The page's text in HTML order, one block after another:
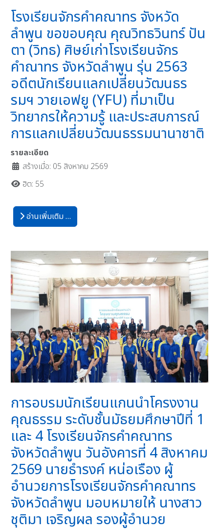
โรงเรียนจักรคำคณาทร จังหวัด
ลำพูน ขอขอบคุณ คุณวิทธวินทร์ ปัน
ตา (วิทธ) ศิษย์เก่าโรงเรียนจักร
คำณาทร จังหวัดลำพูน รุ่น 2563
อดีตนักเรียนแลกเปลี่ยนวัฒนธร
รมฯ วายเอฟยู (YFU) ที่มาเป็น
วิทยากรให้ความรู้ และประสบการณ์
การแลกเปลี่ยนวัฒนธรรมนานาชาติ
รายละเอียด
สร้างเมื่อ: 05 สิงหาคม 2569
ฮิต: 55
อ่านเพิ่มเติม …
การอบรมนักเรียนแกนนำโครงงาน
คุณธรรม ระดับชั้นมัธยมศึกษาปีที่ 1
และ 4 โรงเรียนจักรคำคณาทร
จังหวัดลำพูน วันอังคารที่ 4 สิงหาคม
2569 นายธำรงค์ หน่อเรือง ผู้
อำนวยการโรงเรียนจักรคำคณาทร
จังหวัดลำพูน มอบหมายให้ นางสาว
ชุติมา เจริญผล รองผู้อํานวย